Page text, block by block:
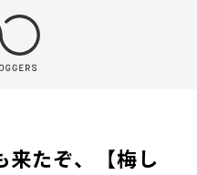
来たぞ、【梅し